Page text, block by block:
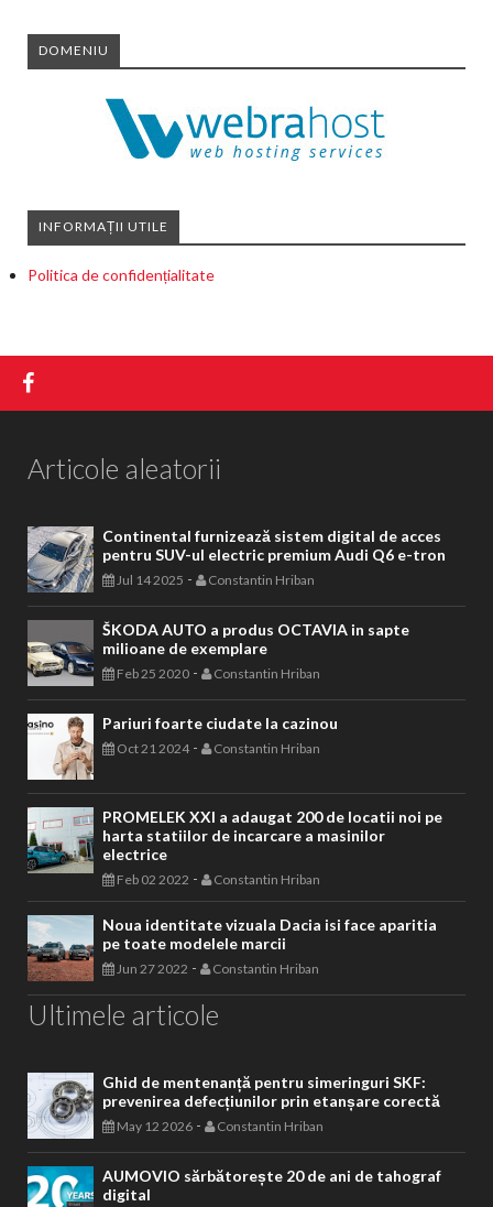
DOMENIU
INFORMAȚII UTILE
Politica de confidențialitate
Articole aleatorii
Continental furnizează sistem digital de acces
pentru SUV-ul electric premium Audi Q6 e-tron
Jul 14 2025 - Constantin Hriban
ŠKODA AUTO a produs OCTAVIA in sapte
milioane de exemplare
Feb 25 2020 - Constantin Hriban
Pariuri foarte ciudate la cazinou
Oct 21 2024- Constantin Hriban
PROMELEK XXI a adaugat 200 de locatii noi pe
harta statiilor de incarcare a masinilor
electrice
Feb 02 2022 - Constantin Hriban
Noua identitate vizuala Dacia isi face aparitia
pe toate modelele marcii
Jun 27 2022 - Constantin Hriban
Ultimele articole
Ghid de mentenanță pentru simeringuri SKF:
prevenirea defecțiunilor prin etanșare corectă
May 12 2026 - Constantin Hriban
AUMOVIO sărbătorește 20 de ani de tahograf
digital